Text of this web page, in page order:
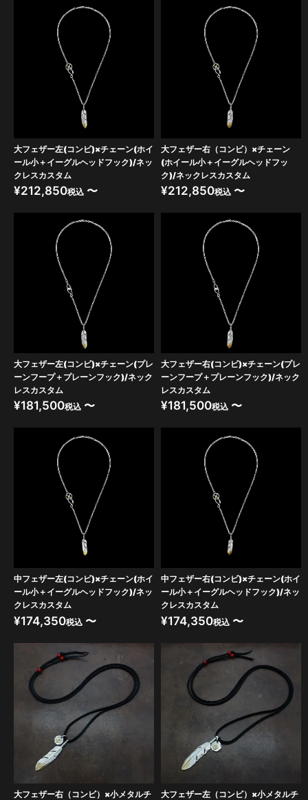
大フェザー左(コンビ)×チェーン(ホイ
ール小＋イーグルヘッドフック)/ネッ
クレスカスタム
¥212,850税込 〜
大フェザー右（コンビ）×チェーン
(ホイール小＋イーグルヘッドフッ
ク)/ネックレスカスタム
¥212,850税込 〜
大フェザー左(コンビ)×チェーン(プレ
ーンフープ＋プレーンフック)/ネック
レスカスタム
¥181,500税込 〜
大フェザー右(コンビ)×チェーン(プレ
ーンフープ＋プレーンフック)/ネック
レスカスタム
¥181,500税込 〜
中フェザー左(コンビ)×チェーン(ホイ
ール小＋イーグルヘッドフック)/ネッ
クレスカスタム
¥174,350税込 〜
中フェザー右(コンビ)×チェーン(ホイ
ール小＋イーグルヘッドフック)/ネッ
クレスカスタム
¥174,350税込 〜
大フェザー右（コンビ）×小メタルチ
大フェザー左（コンビ）×小メタルチ